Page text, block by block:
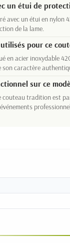
un étui de
avec un étui en nylon
de la lame.
pour ce
en acier inoxydable
son caractère
sur ce
couteau tradition est